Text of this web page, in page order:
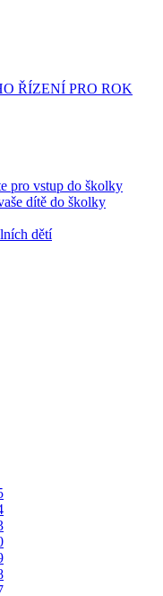
ŘÍZENÍ PRO ROK
pro vstup do školky
dítě do školky
dětí